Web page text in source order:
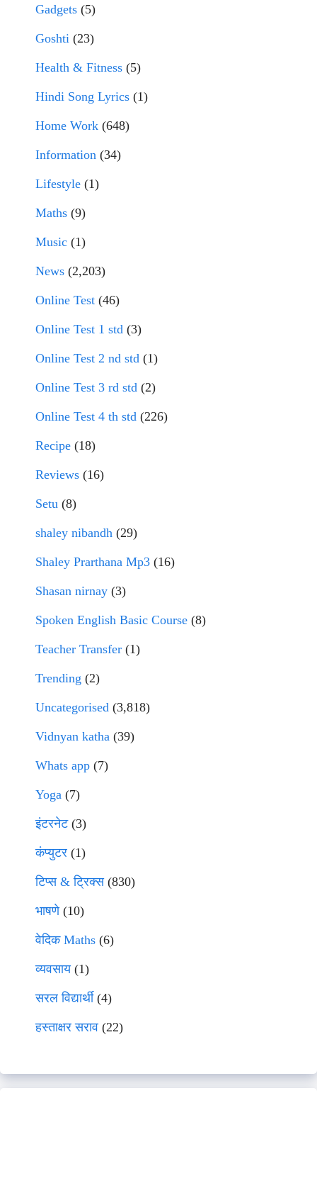
Gadgets (5)
Goshti (23)
Health & Fitness (5)
Hindi Song Lyrics (1)
Home Work (648)
Information (34)
Lifestyle (1)
Maths (9)
Music (1)
News (2,203)
Online Test (46)
Online Test 1 std (3)
Online Test 2 nd std (1)
Online Test 3 rd std (2)
Online Test 4 th std (226)
Recipe (18)
Reviews (16)
Setu (8)
shaley nibandh (29)
Shaley Prarthana Mp3 (16)
Shasan nirnay (3)
Spoken English Basic Course (8)
Teacher Transfer (1)
Trending (2)
Uncategorised (3,818)
Vidnyan katha (39)
Whats app (7)
Yoga (7)
इंटरनेट(3)
कंप्युटर (1)
टिप्स & ट्रिक्स(830)
भाषणे(10)
वेदिक Maths (6)
व्यवसाय(1)
सरल विद्यार्थी(4)
हस्ताक्षर सराव (22)